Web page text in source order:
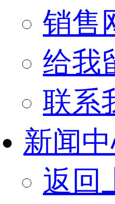
销售
给我
联系
新闻
返回